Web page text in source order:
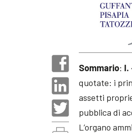
Sommario: I.
quotate: i
assetti
pubblica di
L’organo